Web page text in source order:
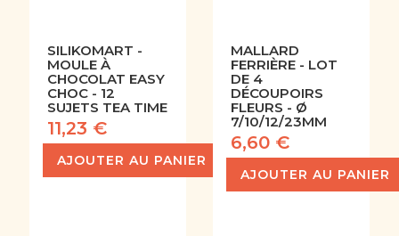
SILIKOMART -
MOULE À
CHOCOLAT EASY
CHOC - 12
SUJETS TEA TIME
11,23 €
AJOUTER AU PANIER
MALLARD
FERRIÈRE - LOT
DE 4
DÉCOUPOIRS
FLEURS - Ø
7/10/12/23MM
6,60 €
AJOUTER AU PANIER